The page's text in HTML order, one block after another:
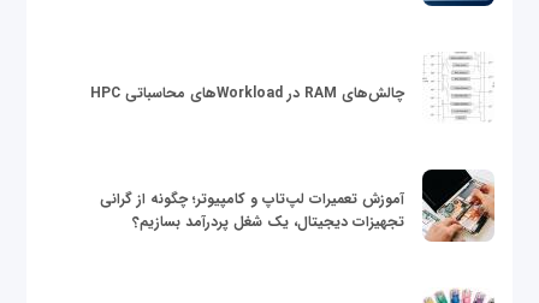
چالش‌های RAM در Workloadهای محاسباتی HPC
آموزش تعمیرات لپ‌تاپ و کامپیوتر؛ چگونه از گرانی
تجهیزات دیجیتال، یک شغل پردرآمد بسازیم؟